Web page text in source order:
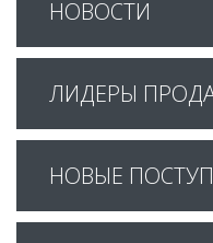
НОВОСТИ
ЛИДЕРЫ
НОВЫЕ